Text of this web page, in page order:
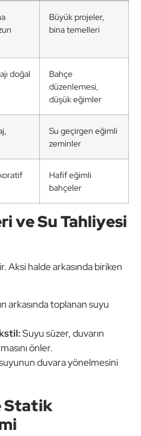
Büyük projeler,
bina temelleri
doğal
Bahçe
düzenlemesi,
düşük eğimler
Su geçirgen eğimli
zeminler
Hafif eğimli
bahçeler
ve Su Tahliyesi
Aksi halde arkasında biriken
arkasında toplanan suyu
Suyu süzer, duvarın
önler.
duvara yönelmesini
Statik